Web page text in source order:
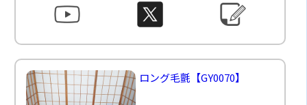
ロング毛氈 【GY0070】